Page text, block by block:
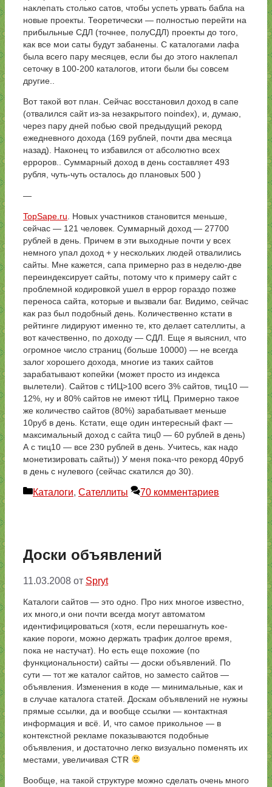
наклепать столько сатов, чтобы успеть урвать бабла на
новые проекты. Теоретически — полностью перейти на
прибыльные СДЛ (точнее, полуСДЛ) проекты до того,
как все мои саты будут забанены. С каталогами лафа
была всего пару месяцев, если бы до этого наклепал
сеточку в 100-200 каталогов, итоги были бы совсем
другие..
Вот такой вот план. Сейчас восстановил доход в сапе
(отвалился сайт из-за незакрытого noindex), и, думаю,
через пару дней побью свой предыдущий рекорд
ежедневного дохода (169 рублей, почти два месяца
назад). Наконец то избавился от абсолютно всех
ерроров.. Суммарный доход в день составляет 493
рубля, чуть-чуть осталось до плановых 500 )
—
TopSape.ru . Новых участников становится меньше,
сейчас — 121 человек. Суммарный доход — 27700
рублей в день. Причем в эти выходные почти у всех
немного упал доход + у нескольких людей отвалились
сайты. Мне кажется, сапа примерно раз в неделю-две
переиндексирует сайты, потому что к примеру сайт с
проблемной кодировкой ушел в еррор гораздо позже
переноса сайта, которые и вызвали баг. Видимо, сейчас
как раз был подобный день. Количественно кстати в
рейтинге лидируют именно те, кто делает сателлиты, а
вот качественно, по доходу — СДЛ. Еще я выяснил, что
огромное число страниц (больше 10000) — не всегда
залог хорошего дохода, многие из таких сайтов
зарабатывают копейки (может просто из индекса
вылетели). Сайтов с тИЦ>100 всего 3% сайтов, тиц10 —
12%, ну и 80% сайтов не имеют тИЦ. Примерно такое
же количество сайтов (80%) зарабатывает меньше
10руб в день. Кстати, еще один интересный факт —
максимальный доход с сайта тиц0 — 60 рублей в день)
А с тиц10 — все 230 рублей в день. Учитесь, как надо
монетизировать сайты)) У меня пока-что рекорд 40руб
в день с нулевого (сейчас скатился до 30).
Рубрики
Каталоги, Сателлиты 70 комментариев
Доски объявлений
11.03.2008 от Spryt
Каталоги сайтов — это одно. Про них многое известно,
их много,и они почти всегда могут автоматом
идентифицироваться (хотя, если перешагнуть кое-
какие пороги, можно держать трафик долгое время,
пока не настучат). Но есть еще похожие (по
функциональности) сайты — доски объявлений. По
сути — тот же каталог сайтов, но заместо сайтов —
объявления. Изменения в коде — минимальные, как и
в случае каталога статей. Доскам объявлений не нужны
прямые ссылки, да и вообще ссылки — контактная
информация и всё. И, что самое прикольное — в
контекстной рекламе показываются подобные
объявления, и достаточно легко визуально поменять их
местами, увеличивая CTR
Вообще, на такой структуре можно сделать очень много